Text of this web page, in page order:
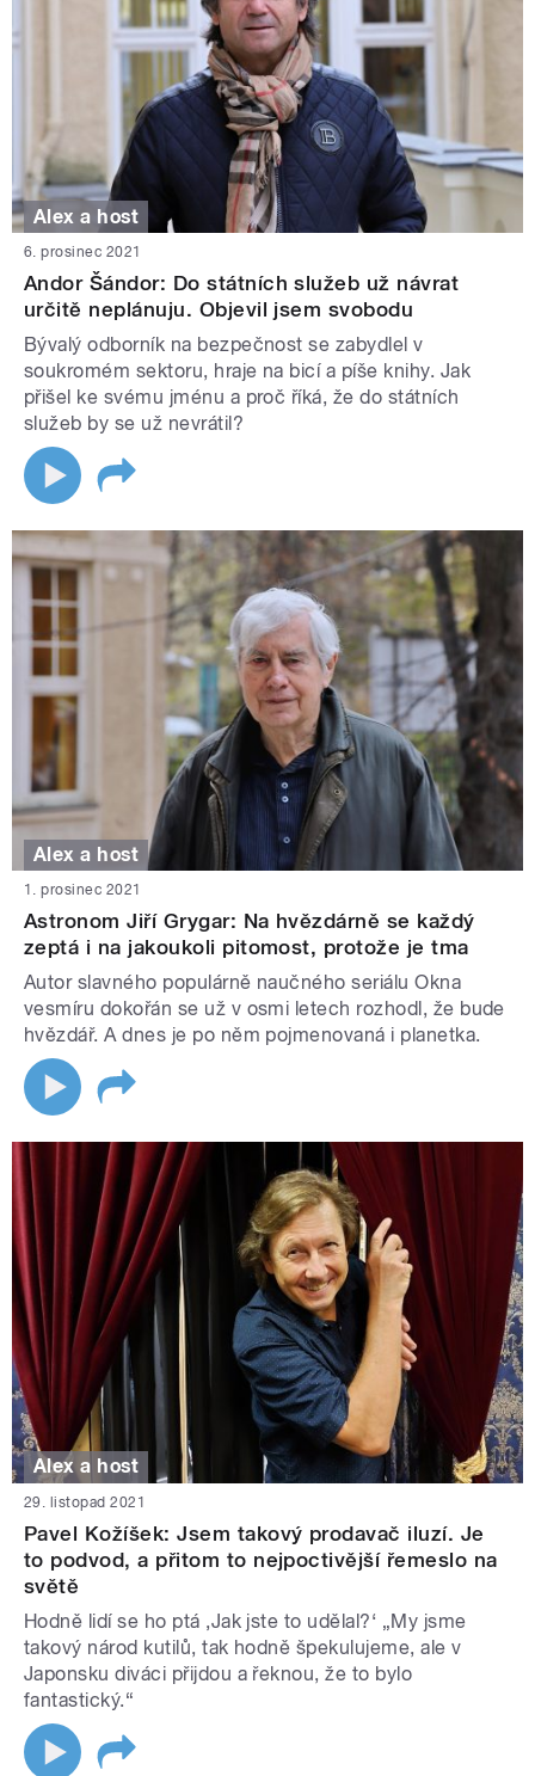
Alex a host
6. prosinec 2021
Andor Šándor: Do státních služeb už návrat
určitě neplánuju. Objevil jsem svobodu
Bývalý odborník na bezpečnost se zabydlel v
soukromém sektoru, hraje na bicí a píše knihy. Jak
přišel ke svému jménu a proč říká, že do státních
služeb by se už nevrátil?
Alex a host
1. prosinec 2021
Astronom Jiří Grygar: Na hvězdárně se každý
zeptá i na jakoukoli pitomost, protože je tma
Autor slavného populárně naučného seriálu Okna
vesmíru dokořán se už v osmi letech rozhodl, že bude
hvězdář. A dnes je po něm pojmenovaná i planetka.
Alex a host
29. listopad 2021
Pavel Kožíšek: Jsem takový prodavač iluzí. Je
to podvod, a přitom to nejpoctivější řemeslo na
světě
Hodně lidí se ho ptá ‚Jak jste to udělal?‘ „My jsme
takový národ kutilů, tak hodně špekulujeme, ale v
Japonsku diváci přijdou a řeknou, že to bylo
fantastický.“